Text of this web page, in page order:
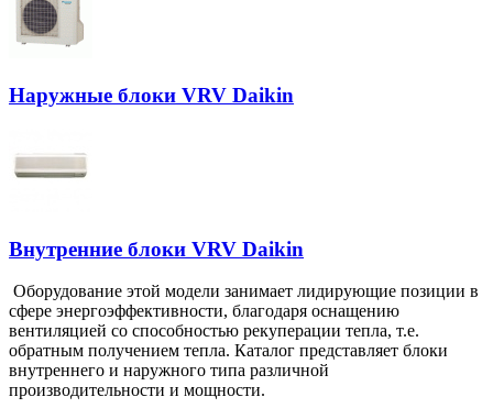
Наружные блоки VRV Daikin
Внутренние блоки VRV Daikin
Оборудование этой модели занимает лидирующие позиции в
сфере энергоэффективности, благодаря оснащению
вентиляцией со способностью рекуперации тепла, т.е.
обратным получением тепла. Каталог представляет блоки
внутреннего и наружного типа различной
производительности и мощности.